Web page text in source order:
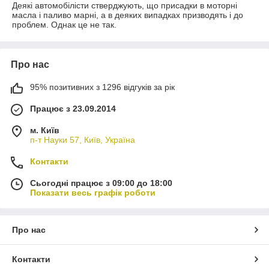
Деякі автомобілісти стверджують, що присадки в моторні
масла і паливо марні, а в деяких випадках призводять і до
проблем. Однак це не так.
Про нас
95% позитивних з 1296 відгуків за рік
Працює з 23.09.2014
м. Київ
п-т Науки 57, Київ, Україна
Контакти
Сьогодні працює з 09:00 до 18:00
Показати весь графік роботи
Про нас
Контакти